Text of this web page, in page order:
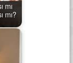
mı
mı?